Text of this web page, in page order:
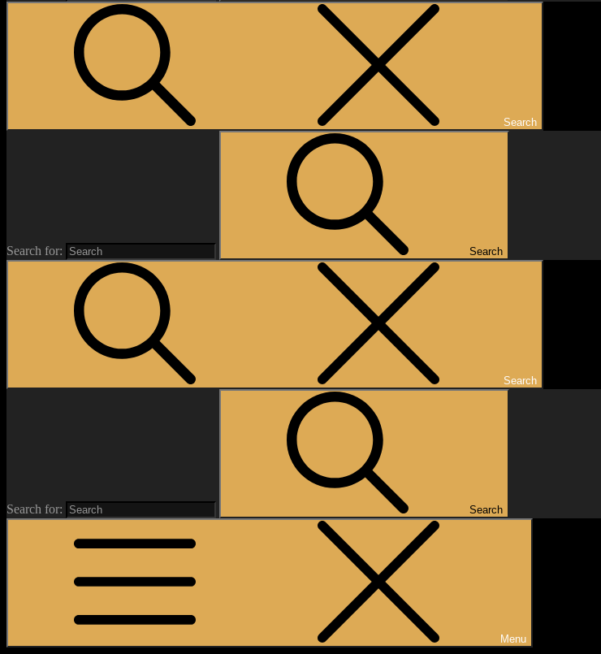
Search
Search for: Search
Search
Search for: Search
Menu